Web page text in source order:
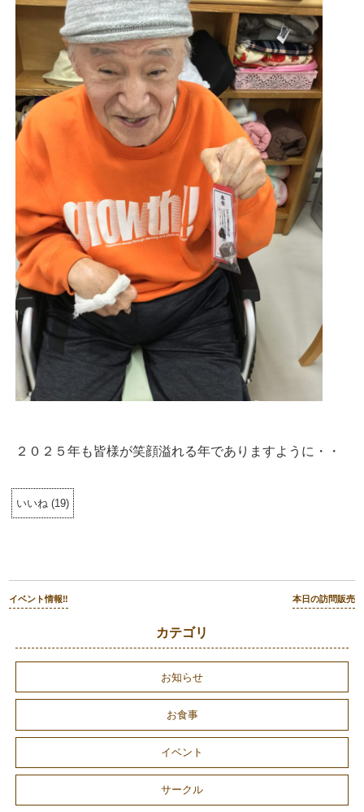
２０２５年も皆様が笑顔溢れる年でありますように・・
いいね (19)
イベント情報‼︎ 本日の訪問販売
カテゴリ
お知らせ
お食事
イベント
サークル